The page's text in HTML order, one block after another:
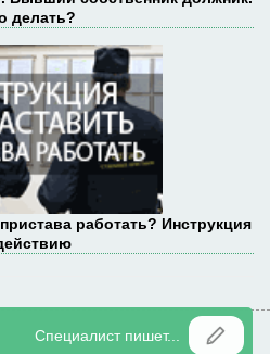
делать?
работать? Инструкция